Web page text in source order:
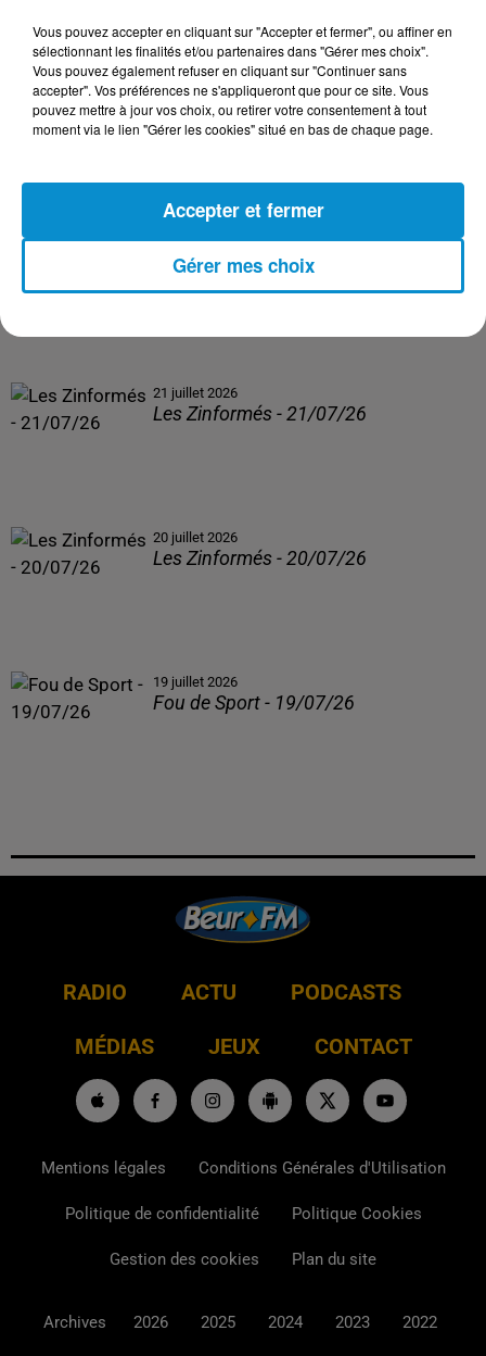
23 juillet 2026
Les Zinformés - 23/07/26
Les Zinformés - 22/07/26
21 juillet 2026
Les Zinformés - 21/07/26
20 juillet 2026
Les Zinformés - 20/07/26
19 juillet 2026
Fou de Sport - 19/07/26
RADIO ACTU PODCASTS
MÉDIAS JEUX CONTACT
Mentions légales Conditions Générales d'Utilisation
Politique de confidentialité Politique Cookies
Gestion des cookies Plan du site
Archives 2026 2025 2024 2023 2022
Vous pouvez accepter en cliquant sur "Accepter et fermer", ou affiner en
sélectionnant les finalités et/ou partenaires dans "Gérer mes choix".
Vous pouvez également refuser en cliquant sur "Continuer sans
accepter". Vos préférences ne s'appliqueront que pour ce site. Vous
pouvez mettre à jour vos choix, ou retirer votre consentement à tout
moment via le lien "Gérer les cookies" situé en bas de chaque page.
Gérer mes choix
Accepter et fermer